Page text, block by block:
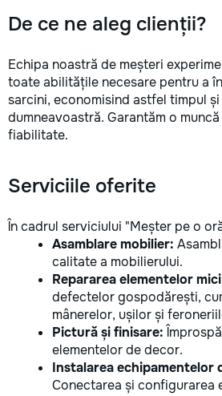
De ce ne aleg clienții?
Echipa noastră de meșteri
toate abilitățile necesare pentru a
sarcini, economisind astfel timpul
dumneavoastră. Garantăm o
fiabilitate.
Serviciile oferite
În cadrul serviciului "Meșter pe o
Asamblare mobilier:
calitate a mobilierului.
Repararea elementelor
defectelor gospodărești,
mânerelor, ușilor și
Pictură și finisare:
elementelor de decor.
Instalarea echipamentelor
Conectarea și configurarea